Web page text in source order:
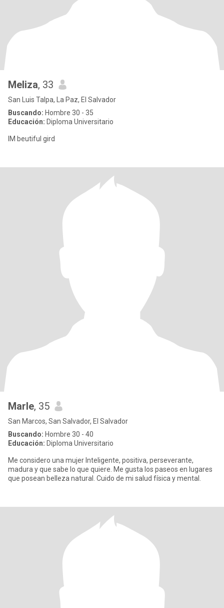
Meliza, 33
San Luis Talpa, La Paz, El Salvador
Buscando: Hombre 30 - 35
Educación: Diploma Universitario
IM beutiful gird
Marle, 35
San Marcos, San Salvador, El Salvador
Buscando: Hombre 30 - 40
Educación: Diploma Universitario
Me considero una mujer Inteligente, positiva, perseverante,
madura y que sabe lo que quiere. Me gusta los paseos en lugares
que posean belleza natural. Cuido de mi salud física y mental.